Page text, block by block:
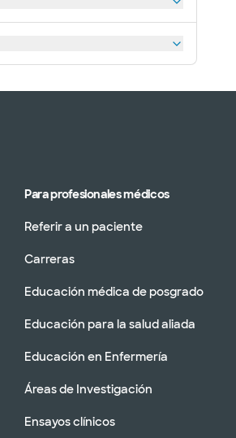
Para profesionales médicos
Referir a un paciente
Carreras
Educación médica de posgrado
Educación para la salud aliada
Educación en Enfermería
Áreas de Investigación
Ensayos clínicos